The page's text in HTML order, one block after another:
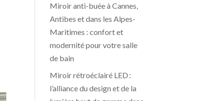
Miroir anti-buée à Cannes,
Antibes et dans les Alpes-
Maritimes : confort et
modernité pour votre salle
de bain
Miroir rétroéclairé LED :
l’alliance du design et de la